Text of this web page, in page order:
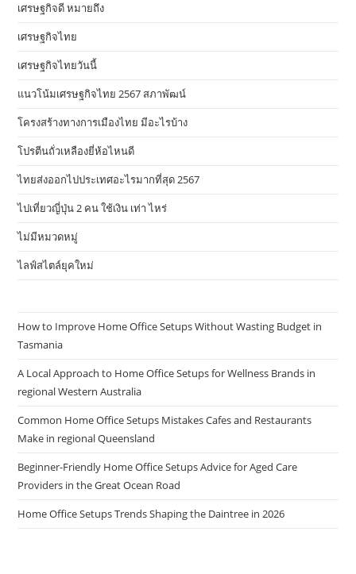
เศรษฐกิจดี หมายถึง
เศรษฐกิจไทย
เศรษฐกิจไทยวันนี้
แนวโน้มเศรษฐกิจไทย 2567 สภาพัฒน์
โครงสร้างทางการเมืองไทย มีอะไรบ้าง
โปรตีนถั่วเหลืองยี่ห้อไหนดี
ไทยส่งออกไปประเทศอะไรมากที่สุด 2567
ไปเที่ยวญี่ปุ่น 2 คน ใช้เงิน เท่า ไหร่
ไม่มีหมวดหมู่
ไลฟ์สไตล์ยุคใหม่
How to Improve Home Office Setups Without Wasting Budget in
Tasmania
A Local Approach to Home Office Setups for Wellness Brands in
regional Western Australia
Common Home Office Setups Mistakes Cafes and Restaurants
Make in regional Queensland
Beginner-Friendly Home Office Setups Advice for Aged Care
Providers in the Great Ocean Road
Home Office Setups Trends Shaping the Daintree in 2026